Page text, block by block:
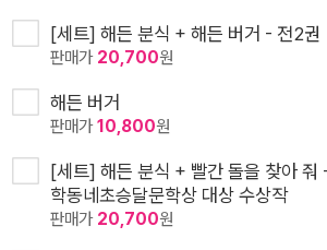
[세트] 해든 분식 + 해든 버거 - 전2권
판매가 20,700원
해든 버거
판매가10,800원
[세트] 해든 분식 + 빨간 돌을 찾아 줘
학동네초승달문학상 대상 수상작
판매가 20,700원